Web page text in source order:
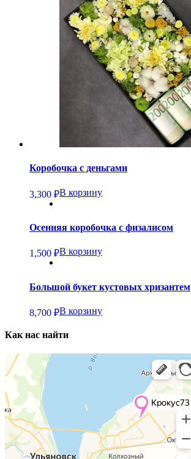
Коробочка с деньгами
3,300 ₽В корзину
Осенняя коробочка с физалисом
1,500 ₽В корзину
Большой букет кустовых хризантем
8,700 ₽В корзину
Как нас найти